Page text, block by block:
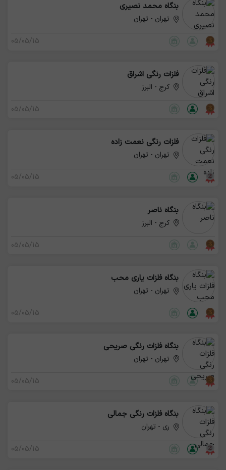
بنگاه محمد نصیری
تهران - تهران
05/05/15
فلزات رنگی اشراق
کرج - البرز
05/05/15
فلزات رنگی نعمت زاده
تهران - تهران
05/05/15
بنگاه ناصر
کرج - البرز
05/05/15
بنگاه فلزات یاری محب
تهران - تهران
05/05/15
بنگاه فلزات رنگی صریحی
تهران - تهران
05/05/15
بنگاه فلزات رنگی جمالی
ری - تهران
05/05/15